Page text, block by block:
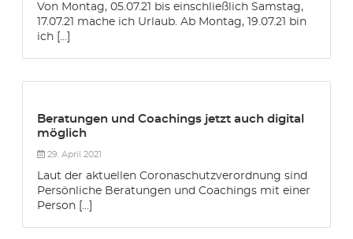
Von Montag, 05.07.21 bis einschließlich Samstag,
17.07.21 mache ich Urlaub. Ab Montag, 19.07.21 bin
ich [...]
Beratungen und Coachings jetzt auch digital
möglich
29. April 2021
Laut der aktuellen Coronaschutzverordnung sind
Persönliche Beratungen und Coachings mit einer
Person [...]